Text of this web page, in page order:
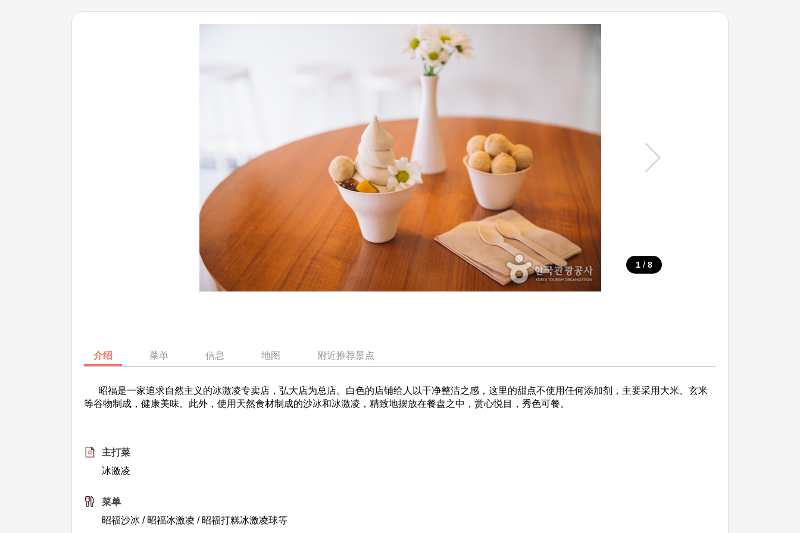
1 / 8
介绍 菜单 信息 地图 附近推荐景点
昭福是一家追求自然主义的冰激凌专卖店，弘大店为总店。白色的店铺给人以干净整洁之感，这里的甜点不使用任何添加剂，主要采用大米、玄米
等谷物制成，健康美味。此外，使用天然食材制成的沙冰和冰激凌，精致地摆放在餐盘之中，赏心悦目，秀色可餐。
主打菜
冰激凌
菜单
昭福沙冰 / 昭福冰激凌 / 昭福打糕冰激凌球等